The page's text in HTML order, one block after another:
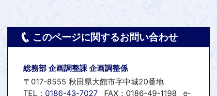
このページに関するお問い合わせ
総務部 企画調整課 企画調整係
〒017-8555 秋田県大館市字中城20番地
TEL： 0186-43-7027 FAX：0186-49-1198
e-